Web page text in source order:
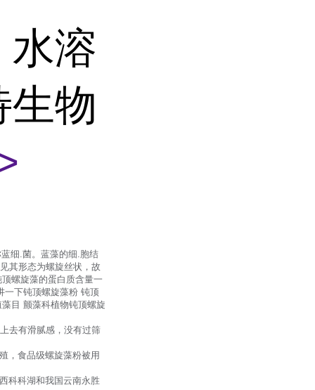
水溶
物
细.菌。蓝藻的细.胞结
其形态为螺旋丝状，故
螺旋藻的蛋白质含量一
一下钝顶螺旋藻粉 钝顶
目 颤藻科植物钝顶螺旋
去有滑腻感，没有过筛
，食品级螺旋藻粉被用
科科湖和我国云南永胜